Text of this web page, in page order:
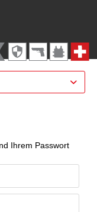
Ihrem Passwort